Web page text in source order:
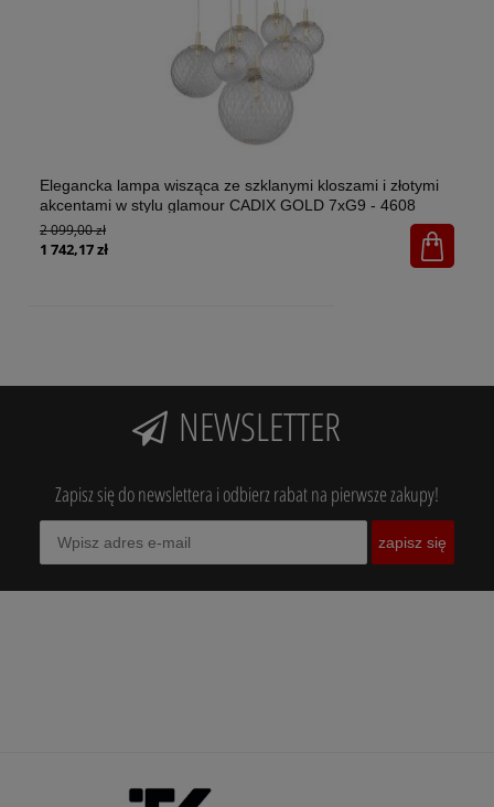
Elegancka lampa wisząca ze szklanymi kloszami i złotymi
akcentami w stylu glamour CADIX GOLD 7xG9 - 4608
2 099,00 zł
1 742,17 zł
NEWSLETTER
Zapisz się do newslettera i odbierz rabat na pierwsze zakupy!
zapisz się